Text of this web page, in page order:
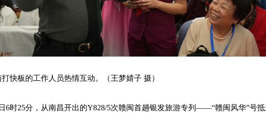
板的工作人员热情互动。（王梦婧子 摄）
25分，从南昌开出的Y828/5次赣闽首趟银发旅游专列——“赣闽风华”号抵